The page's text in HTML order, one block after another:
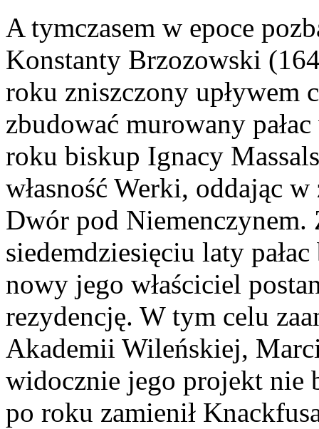
A tymczasem w epoce
Konstanty Brzozowski
roku zniszczony upływem
zbudować murowany
roku biskup Ignacy
własność Werki, oddając
Dwór pod Niemenczynem.
siedemdziesięciu laty
nowy jego właściciel
rezydencję. W tym celu
Akademii Wileńskiej,
widocznie jego projekt nie
po roku zamienił